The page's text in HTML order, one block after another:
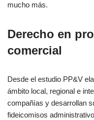
mucho más.
Derecho en
comercial
Desde el estudio PP&V
ámbito local, regional e
compañías y desarrollan
fideicomisos